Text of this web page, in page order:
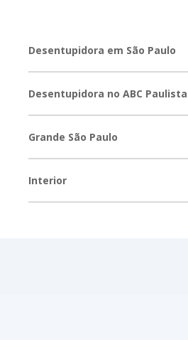
Desentupidora em São Paulo
Desentupidora no ABC Paulista
Grande São Paulo
Interior